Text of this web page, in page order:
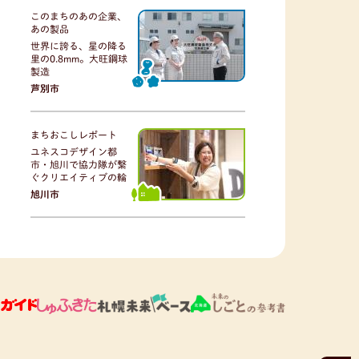
このまちのあの企業、
あの製品
世界に誇る、星の降る
里の0.8mm。大旺鋼球
製造
芦別市
まちおこしレポート
ユネスコデザイン都
市・旭川で協力隊が繋
ぐクリエイティブの輪
旭川市